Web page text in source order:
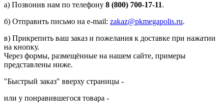
а) Позвонив нам по телефону 8 (800) 700-17-11.
б) Отправить письмо на e-mail: zakaz@pkmegapolis.ru.
в) Прикрепить ваш заказ и пожелания к доставке при нажатии
на кнопку.
Через формы, размещённые на нашем сайте, примеры
представлены ниже.
"Быстрый заказ" вверху страницы -
или у понравившегося товара -